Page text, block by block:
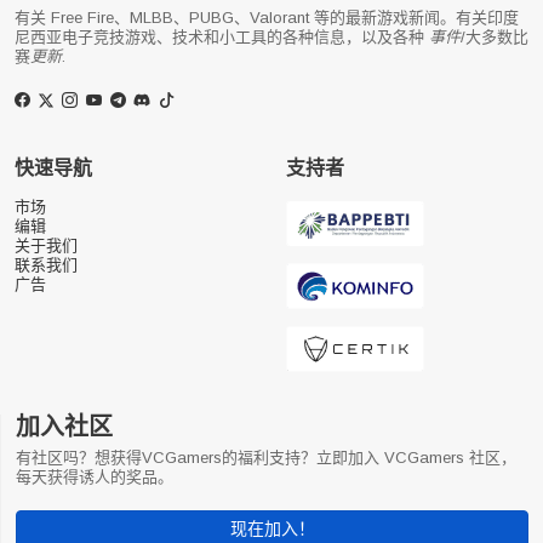
有关 Free Fire、MLBB、PUBG、Valorant 等的最新游戏新闻。有关印度
尼西亚电子竞技游戏、技术和小工具的各种信息，以及各种 事件/大多数比
赛更新.
快速导航
市场
编辑
关于我们
联系我们
广告
支持者
加入社区
有社区吗？想获得VCGamers的福利支持？立即加入 VCGamers 社区，
每天获得诱人的奖品。
现在加入！